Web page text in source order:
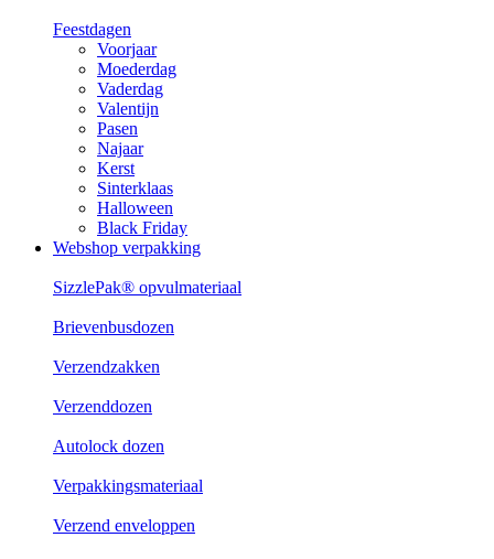
Feestdagen
Voorjaar
Moederdag
Vaderdag
Valentijn
Pasen
Najaar
Kerst
Sinterklaas
Halloween
Black Friday
Webshop verpakking
SizzlePak® opvulmateriaal
Brievenbusdozen
Verzendzakken
Verzenddozen
Autolock dozen
Verpakkingsmateriaal
Verzend enveloppen